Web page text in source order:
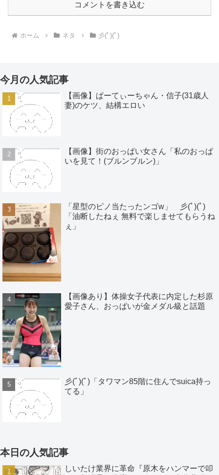
コメントを書き込む
ホーム ネタ 彡(ﾟ)(ﾟ)
今月の人気記事
【画像】ぱーてぃーちゃん・信子(31歳人
妻)のケツ、結構エロい
【画像】街のおっぱい女さん「私のおっぱ
いを見て！(ブルンブルン)」
「星型のピノ当たったンゴw」 彡(ﾟ)(ﾟ)
「油断したねぇ 無料で楽しませてもらうね
ぇ」
【画像あり】体操女子代表に内定した杉原
愛子さん、おっぱいが金メダル級と話題
彡(ﾟ)(ﾟ)「タワマン85階に住んでsuica持っ
てる」
本日の人気記事
しいたけ業界に革命『原木をハンマーで叩